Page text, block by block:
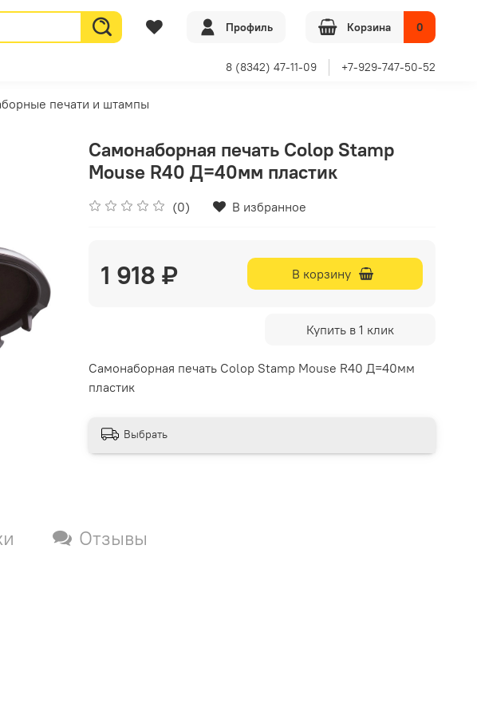
Профиль Корзина 0
8 (8342) 47-11-09 +7-929-747-50-52
печати и штампы
Самонаборная печать Colop Stamp
Mouse R40 Д=40мм пластик
(0) В избранное
1 918 ₽ В корзину
Купить в 1 клик
Самонаборная печать Colop Stamp Mouse R40 Д=40мм
пластик
Выбрать
Отзывы